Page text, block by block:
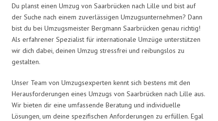
Du planst einen Umzug von Saarbrücken nach Lille und bist auf
der Suche nach einem zuverlässigen Umzugsunternehmen? Dann
bist du bei Umzugsmeister Bergmann Saarbrücken genau richtig!
Als erfahrener Spezialist für internationale Umzüge unterstützen
wir dich dabei, deinen Umzug stressfrei und reibungslos zu
gestalten.
Unser Team von Umzugsexperten kennt sich bestens mit den
Herausforderungen eines Umzugs von Saarbrücken nach Lille aus.
Wir bieten dir eine umfassende Beratung und individuelle
Lösungen, um deine spezifischen Anforderungen zu erfüllen. Egal